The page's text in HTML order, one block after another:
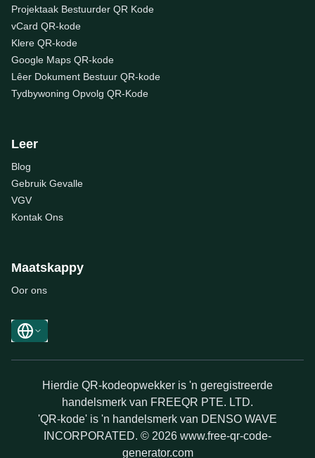
Projektaak Bestuurder QR Kode
vCard QR-kode
Klere QR-kode
Google Maps QR-kode
Lêer Dokument Bestuur QR-kode
Tydbywoning Opvolg QR-Kode
Leer
Blog
Gebruik Gevalle
VGV
Kontak Ons
Maatskappy
Oor ons
Hierdie QR-kodeopwekker is 'n geregistreerde
handelsmerk van FREEQR PTE. LTD.
'QR-kode' is 'n handelsmerk van DENSO WAVE
INCORPORATED. © 2026 www.free-qr-code-
generator.com